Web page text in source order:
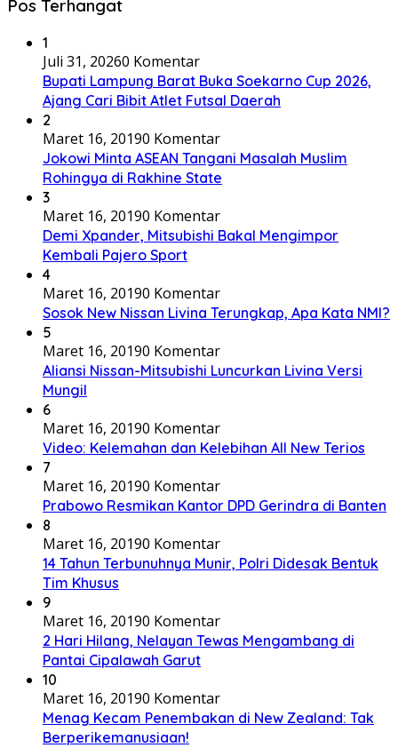
Pos Terhangat
1
Juli 31, 20260 Komentar
Bupati Lampung Barat Buka Soekarno Cup 2026,
Ajang Cari Bibit Atlet Futsal Daerah
2
Maret 16, 20190 Komentar
Jokowi Minta ASEAN Tangani Masalah Muslim
Rohingya di Rakhine State
3
Maret 16, 20190 Komentar
Demi Xpander, Mitsubishi Bakal Mengimpor
Kembali Pajero Sport
4
Maret 16, 20190 Komentar
Sosok New Nissan Livina Terungkap, Apa Kata NMI?
5
Maret 16, 20190 Komentar
Aliansi Nissan-Mitsubishi Luncurkan Livina Versi
Mungil
6
Maret 16, 20190 Komentar
Video: Kelemahan dan Kelebihan All New Terios
7
Maret 16, 20190 Komentar
Prabowo Resmikan Kantor DPD Gerindra di Banten
8
Maret 16, 20190 Komentar
14 Tahun Terbunuhnya Munir, Polri Didesak Bentuk
Tim Khusus
9
Maret 16, 20190 Komentar
2 Hari Hilang, Nelayan Tewas Mengambang di
Pantai Cipalawah Garut
10
Maret 16, 20190 Komentar
Menag Kecam Penembakan di New Zealand: Tak
Berperikemanusiaan!